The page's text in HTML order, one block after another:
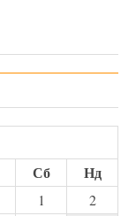
Сб Нд
1
2